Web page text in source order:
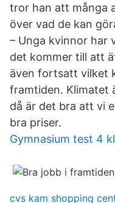
tror han att många
över vad de kan
– Unga kvinnor har
det kommer till att
även fortsatt vilket
framtiden. Klimatet
då är det bra att vi
bra priser.
Gymnasium test 4
cvs kam shopping